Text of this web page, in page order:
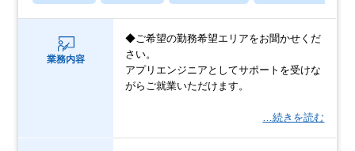
業務内容
◆ご希望の勤務希望エリアをお聞かせくだ
さい。
アプリエンジニアとしてサポートを受けな
がらご就業いただけます。
…続きを読む